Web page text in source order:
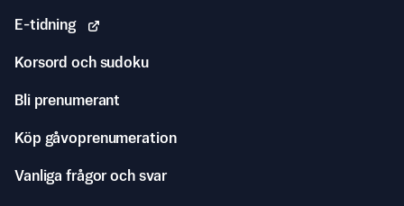
E-tidning
Korsord och sudoku
Bli prenumerant
Köp gåvoprenumeration
Vanliga frågor och svar